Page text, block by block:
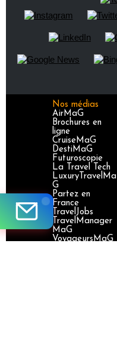
Nos médias
AirMaG
Brochures en
ligne
CruiseMaG
DestiMaG
Futuroscopie
La Travel Tech
LuxuryTravelMa
G
Partez en
France
TravelJobs
TravelManager
MaG
VoyageursMaG